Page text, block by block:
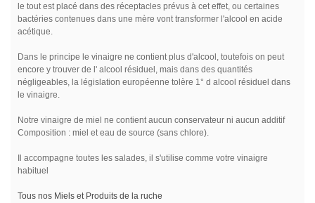
le tout est placé dans des réceptacles prévus à cet effet, ou certaines
bactéries contenues dans une mère vont transformer l'alcool en acide
acétique.
Dans le principe le vinaigre ne contient plus d'alcool, toutefois on peut
encore y trouver de l' alcool résiduel, mais dans des quantités
négligeables, la législation européenne tolère 1° d alcool résiduel dans
le vinaigre.
Notre vinaigre de miel ne contient aucun conservateur ni aucun additif
Composition : miel et eau de source (sans chlore).
Il accompagne toutes les salades, il s'utilise comme votre vinaigre
habituel
Tous nos Miels et Produits de la ruche